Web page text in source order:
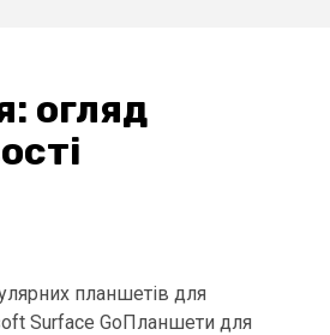
огляд
планшетів для
Surface GoПланшети для